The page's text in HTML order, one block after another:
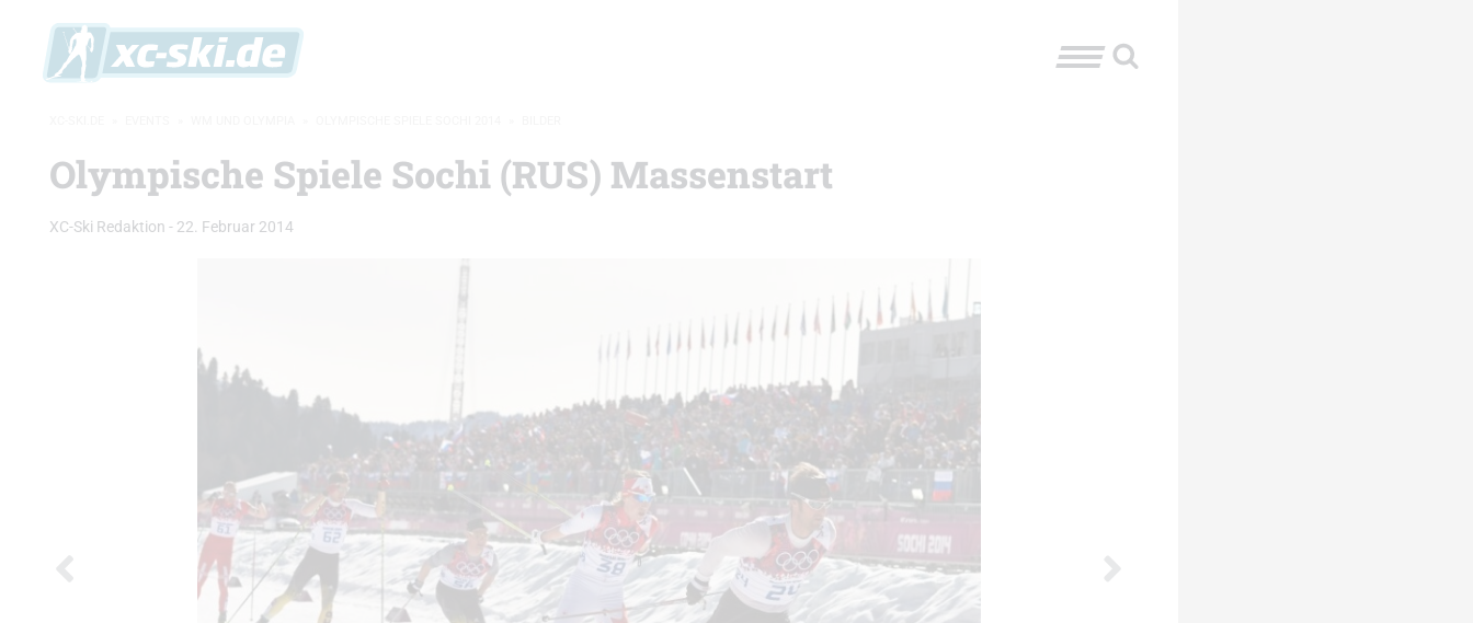
Olympische Spiele Sochi (RUS) Massenstart
XC-Ski Redaktion - 22. Februar 2014